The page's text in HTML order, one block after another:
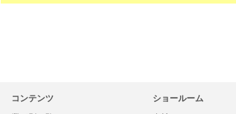
コンテンツ
ショールーム